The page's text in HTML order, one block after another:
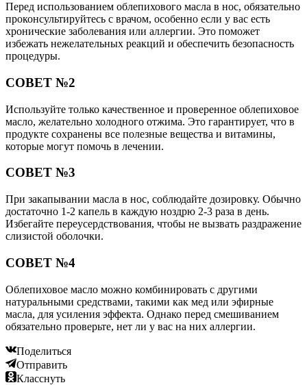
Перед использованием облепихового масла в нос, обязательно
проконсультируйтесь с врачом, особенно если у вас есть
хронические заболевания или аллергии. Это поможет
избежать нежелательных реакций и обеспечить безопасность
процедуры.
СОВЕТ №2
Используйте только качественное и проверенное облепиховое
масло, желательно холодного отжима. Это гарантирует, что в
продукте сохранены все полезные вещества и витамины,
которые могут помочь в лечении.
СОВЕТ №3
При закапывании масла в нос, соблюдайте дозировку. Обычно
достаточно 1-2 капель в каждую ноздрю 2-3 раза в день.
Избегайте переусердствования, чтобы не вызвать раздражение
слизистой оболочки.
СОВЕТ №4
Облепиховое масло можно комбинировать с другими
натуральными средствами, такими как мед или эфирные
масла, для усиления эффекта. Однако перед смешиванием
обязательно проверьте, нет ли у вас на них аллергии.
Поделиться
Отправить
Класснуть